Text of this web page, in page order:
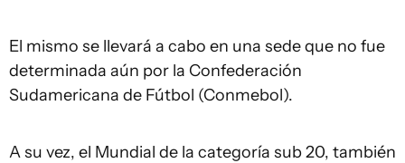
El mismo se llevará a cabo en una sede que no fue
determinada aún por la Confederación
Sudamericana de Fútbol (Conmebol).
A su vez, el Mundial de la categoría sub 20, también